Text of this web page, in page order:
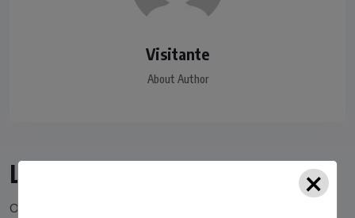
Visitante
About Author
Leave a comment
O seu endereço de e-mail não será publicado.
×